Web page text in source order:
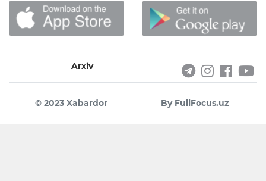
Arxiv
© 2023 Xabardor By FullFocus.uz